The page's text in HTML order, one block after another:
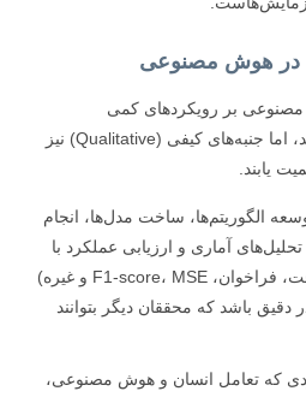
مصنوعی
بر رویکردهای کمی
(Quantitative) متمرکز هستند، اما جنبه‌های کیفی (Qualitative) نیز
ساخت مدل‌ها، انجام
آماری و ارزیابی عملکرد با
معیارهای عددی (مانند دقت، فراخوان، F1-score، MSE و غیره)
که محققان دیگر بتوانند
انسان و هوش مصنوعی،